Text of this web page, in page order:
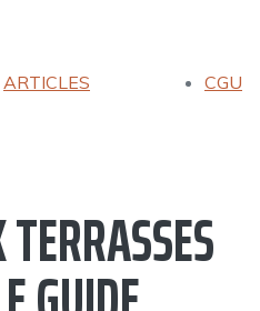
ARTICLES CGU